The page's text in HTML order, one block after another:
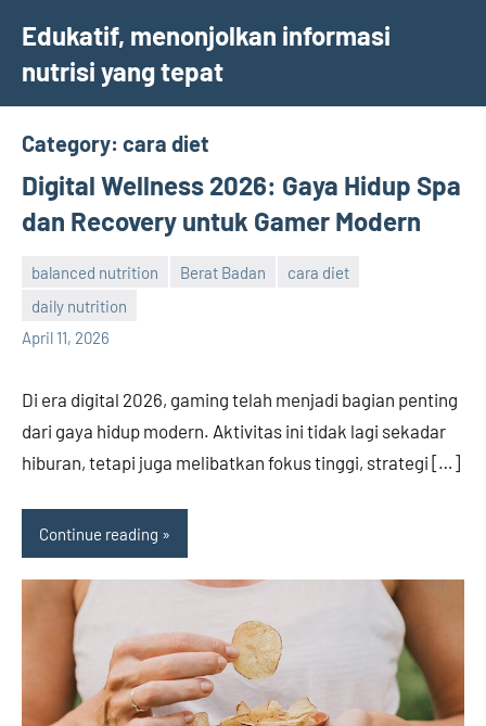
content
Edukatif, menonjolkan informasi
nutrisi yang tepat
Category: cara diet
Digital Wellness 2026: Gaya Hidup Spa
dan Recovery untuk Gamer Modern
balanced nutrition Berat Badan
cara diet
daily nutrition
April 11, 2026
admin
Di era digital 2026, gaming telah menjadi bagian penting
dari gaya hidup modern. Aktivitas ini tidak lagi sekadar
hiburan, tetapi juga melibatkan fokus tinggi, strategi […]
Continue reading